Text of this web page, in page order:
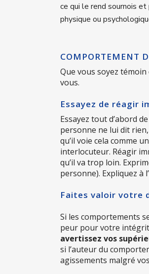
ce qui le rend sournois
physique ou
COMPORTEMENT
Que vous soyez
vous.
Essayez de réagir
Essayez tout d’abord
personne ne lui dit
qu’il voie cela comme
interlocuteur. Réagir
qu’il va trop loin.
personne). Expliquez à
Faites valoir votre
Si les comportements
peur pour votre
avertissez vos
si l’auteur du
agissements malgré